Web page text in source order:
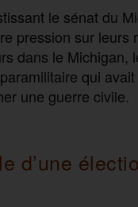
le sénat du
pression sur
dans le
qui
une guerre civile.
d’une